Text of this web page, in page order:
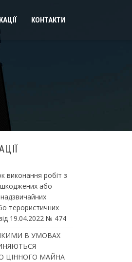
КОНТАКТИ
виконання робіт з
або
терористичних
19.04.2022 № 474
ЯКИМИ В УМОВАХ
ЦІННОГО МАЙНА